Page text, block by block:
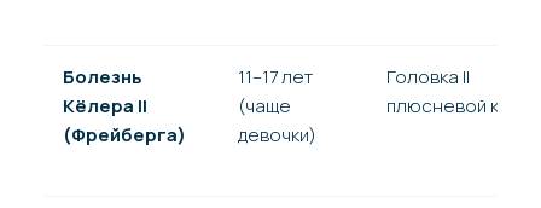
Болезнь
Кёлера II
(Фрейберга)
11–17 лет
(чаще
девочки)
Головка II
плюсневой кости